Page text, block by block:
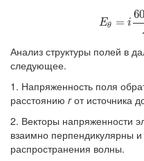
Eθ = i
(2.19а) E θ=i
Анализ структуры полей в
следующее.
1. Напряженность поля
расстоянию rот источника
2. Векторы напряженности
взаимно перпендикулярны
распространения волны.